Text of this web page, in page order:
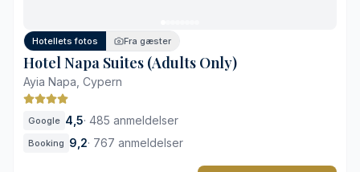
Hotellets fotos Fra gæster
Hotel Napa Suites (Adults Only)
Ayia Napa, Cypern
Google 4,5· 485 anmeldelser
Booking 9,2· 767 anmeldelser